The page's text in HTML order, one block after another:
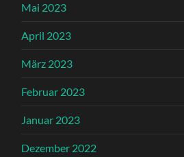
Mai 2023
April 2023
März 2023
Februar 2023
Januar 2023
Dezember 2022